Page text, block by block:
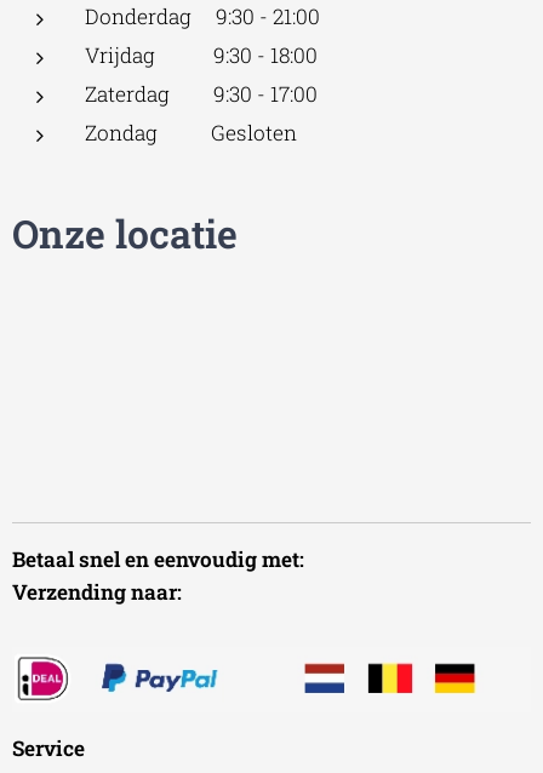
Donderdag 9:30 - 21:00
Vrijdag 9:30 - 18:00
Zaterdag 9:30 - 17:00
Zondag Gesloten
Onze locatie
Betaal snel en eenvoudig met:
Verzending naar:
Service